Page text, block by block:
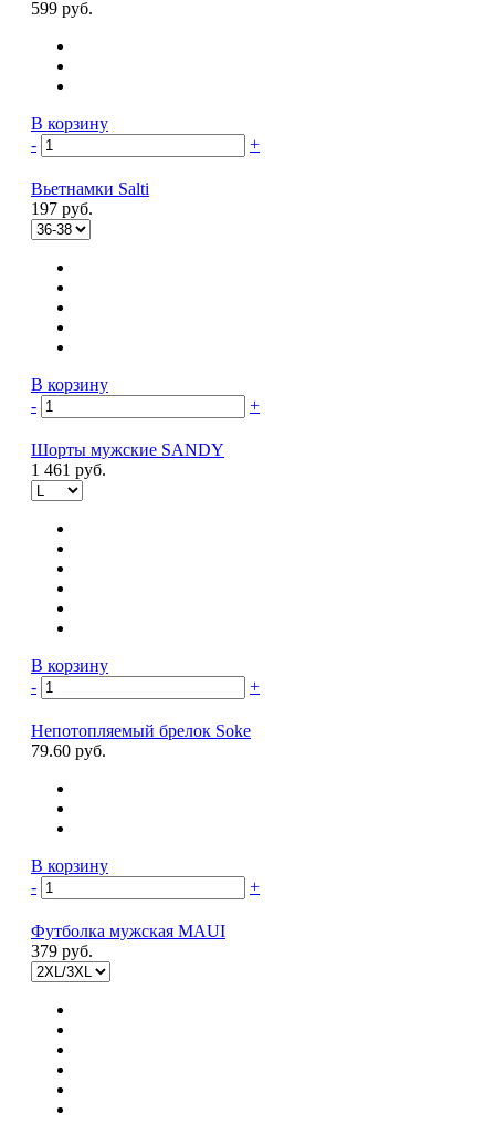
599 руб.
В корзину
-
+
Вьетнамки Salti
197 руб.
В корзину
-
+
Шорты мужские SANDY
1 461 руб.
В корзину
-
+
Непотопляемый брелок Soke
79.60 руб.
В корзину
-
+
Футболка мужская MAUI
379 руб.